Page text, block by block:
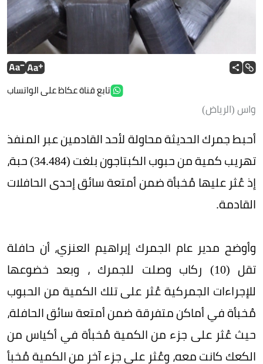
تابع قناة عكاظ على الواتساب
واس (الرياض)
أحبط جمرك الحديثة محاولة لأحد القادمين عبر المنفذ
تهريب كمية من حبوب الكبتاجون بلغت (34.484) حبة،
إذ عُثر عليها مُخبأة ضمن أمتعة سائق إحدى الحافلات
القادمة.
وأوضح مدير عام الجمرك إبراهيم العنزي، أن حافلة
تقل (10) ركاب وصلت للجمرك ، وبعد خضوعها
للإجراءات الجمركية عُثر على تلك الكمية من الحبوب
مُخبأة في أماكن متفرقة ضمن أمتعة سائق الحافلة،
حيث عُثر على جزء من الكمية مُخبأة في أكياس من
الكعك كانت معه، وعُثر على جزء آخر من الكمية مُخبأ